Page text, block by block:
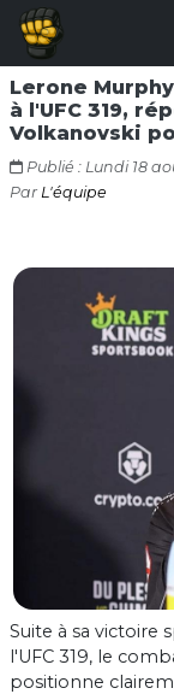
Lerone
à l'UFC 319,
Volkanovski
Publié : Lundi 18
Par L'équipe
Suite à sa victoire
l'UFC 319, le
positionne